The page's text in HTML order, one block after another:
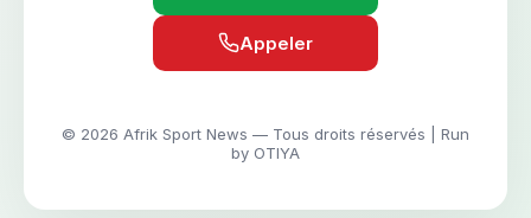
Appeler
© 2026 Afrik Sport News — Tous droits réservés | Run
by OTIYA